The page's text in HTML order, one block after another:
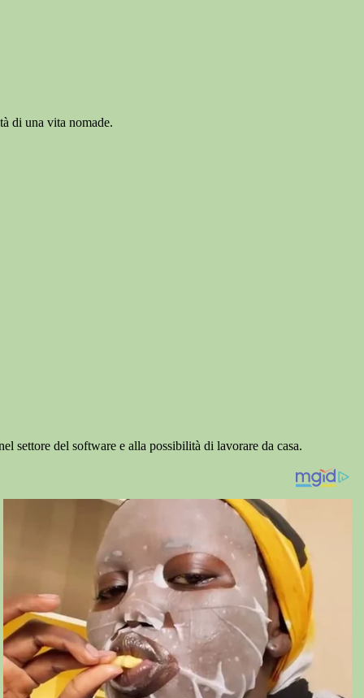
di una vita nomade.
settore del software e alla possibilità di lavorare da casa.